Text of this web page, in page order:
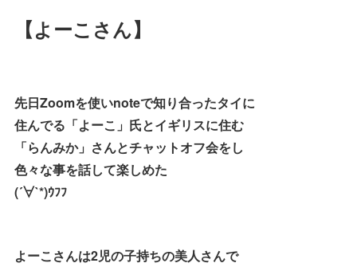
【よーこさん】
先日Zoomを使いnoteで知り合ったタイに
住んでる「よーこ」氏とイギリスに住む
「らんみか」さんとチャットオフ会をし
色々な事を話して楽しめた
(´∀`*)ｳﾌﾌ
よーこさんは2児の子持ちの美人さんで